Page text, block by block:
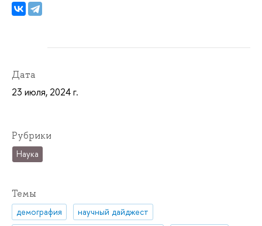
Дата
23 июля, 2024 г.
Рубрики
Наука
Темы
демография
научный дайджест